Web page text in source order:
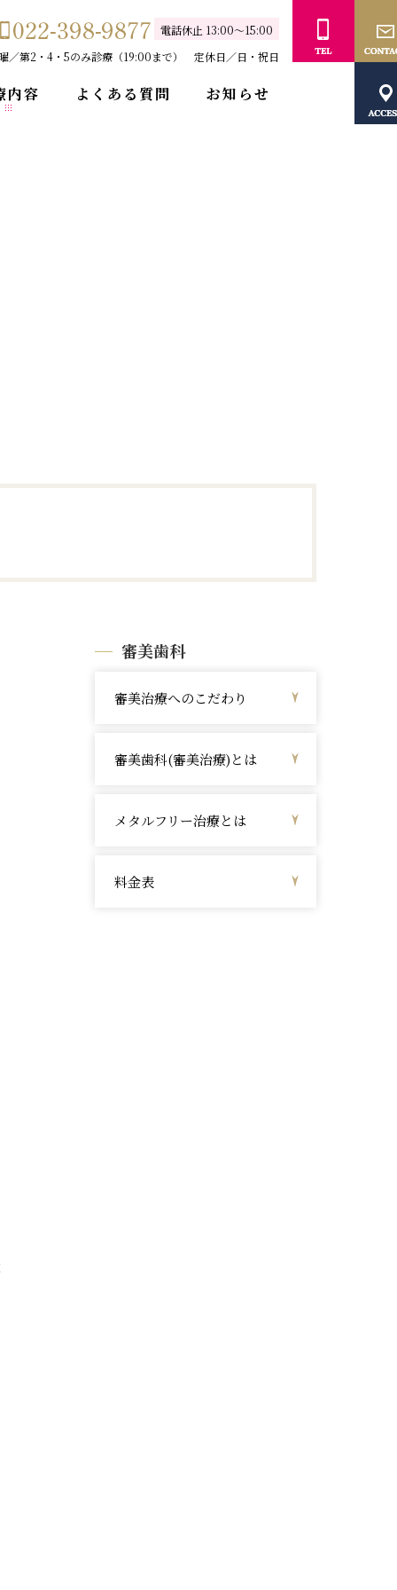
電話休止 13:00～15:00
第2・4・5のみ診療（19:00まで） 定休日／日・祝日
内容 よくある質問 お知らせ
審美歯科
審美治療へのこだわり
審美歯科(審美治療)とは
メタルフリー治療とは
料金表